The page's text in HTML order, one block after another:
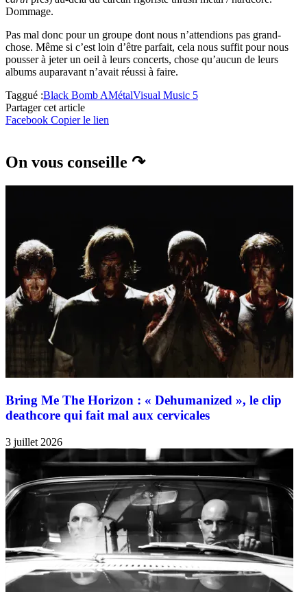
Dommage.
Pas mal donc pour un groupe dont nous n’attendions pas grand-
chose. Même si c’est loin d’être parfait, cela nous suffit pour nous
pousser à jeter un oeil à leurs concerts, chose qu’aucun de leurs
albums auparavant n’avait réussi à faire.
Taggué :Black Bomb AMétalVisual Music 5
Partager cet article
Facebook Copier le lien
On vous conseille ↷
Bring Me The Horizon : « Dehumanized », le clip
deathcore qui fait mal aux cervicales
3 juillet 2026